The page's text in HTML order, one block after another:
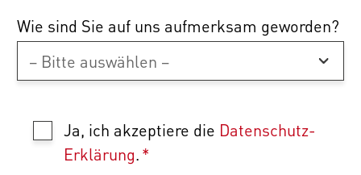
Wie sind Sie auf uns aufmerksam geworden?
Ja, ich akzeptiere die Datenschutz-
Erklärung.*